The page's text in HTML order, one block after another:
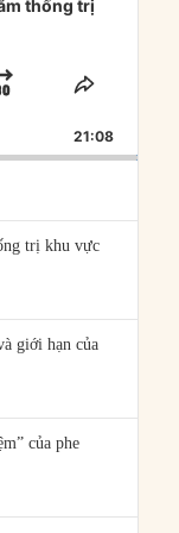
thống trị
JUMP
FORWARD
SHARE
21:08
trị khu vực
giới hạn của
của phe